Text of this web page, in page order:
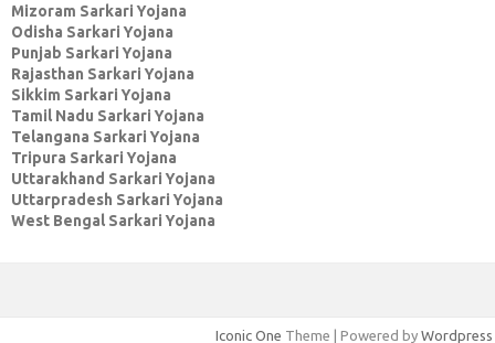
Mizoram Sarkari Yojana
Odisha Sarkari Yojana
Punjab Sarkari Yojana
Rajasthan Sarkari Yojana
Sikkim Sarkari Yojana
Tamil Nadu Sarkari Yojana
Telangana Sarkari Yojana
Tripura Sarkari Yojana
Uttarakhand Sarkari Yojana
Uttarpradesh Sarkari Yojana
West Bengal Sarkari Yojana
Iconic One Theme | Powered by Wordpress